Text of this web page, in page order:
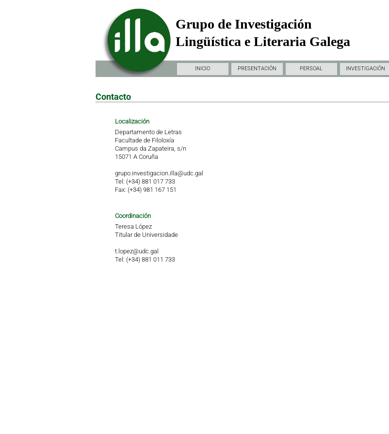
Grupo de Investigación
Lingüística e Literaria Galega
INICIO PRESENTACIÓN PERSOAL INVESTIGACIÓN
Contacto
Localización
Departamento de Letras
Facultade de Filoloxía
Campus da Zapateira, s/n
15071 A Coruña
grupo.investigacion.illa@udc.gal
Tel: (+34) 881 017 733
Fax: (+34) 981 167 151
Coordinación
Teresa López
Titular de Universidade
t.lopez@udc.gal
Tel: (+34) 881 011 733